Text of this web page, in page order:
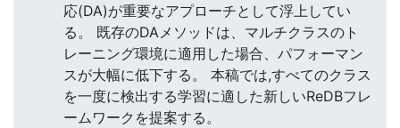
応(DA)が重要なアプローチとして浮上してい
る。 既存のDAメソッドは、マルチクラスのト
レーニング環境に適用した場合、パフォーマン
スが大幅に低下する。 本稿では,すべてのクラス
を一度に検出する学習に適した新しいReDBフレ
ームワークを提案する。